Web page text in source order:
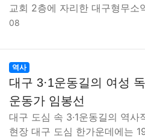
교회 2층에 자리한 대구형무소
08
역사
대구 3·1운동길의 여성
운동가 임봉선
대구 도심 속 3·1운동길의 역사
현장 대구 도심 한가운데에는